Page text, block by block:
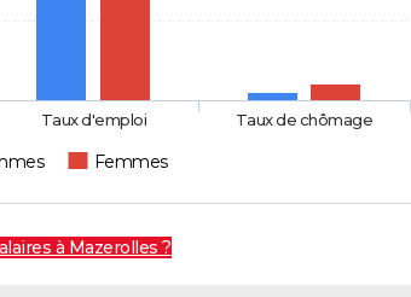
Femmes
Taux d'emploi Taux de chômage
à Mazerolles ?